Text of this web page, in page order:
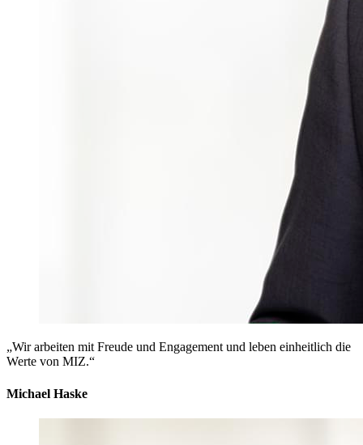
„Wir arbeiten mit Freude und Engagement und leben einheitlich die
Werte von MIZ.“
Michael Haske